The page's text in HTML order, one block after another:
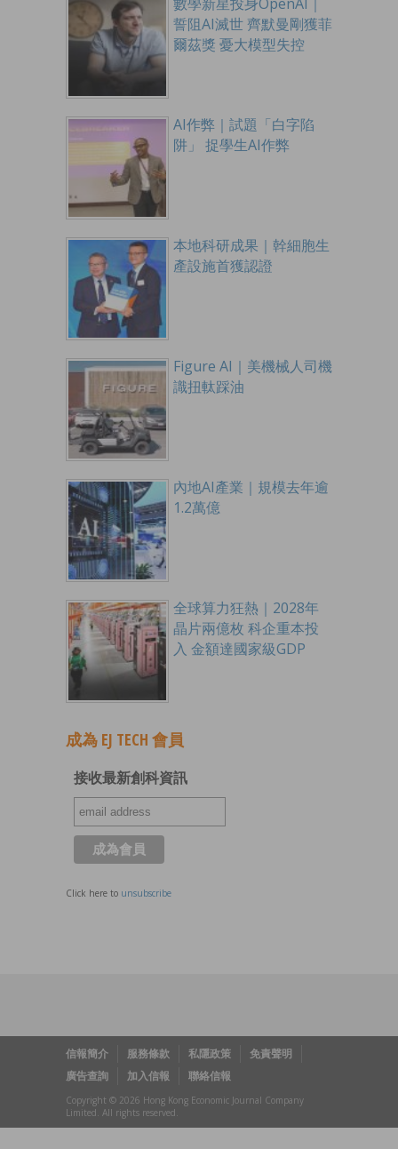
誓阻AI滅世 齊默曼剛獲菲
爾茲獎 憂大模型失控
AI作弊｜試題「白字陷
阱」 捉學生AI作弊
本地科研成果｜幹細胞生
產設施首獲認證
Figure AI｜美機械人司機
識扭軚踩油
內地AI產業｜規模去年逾
1.2萬億
全球算力狂熱｜2028年
晶片兩億枚 科企重本投
入 金額達國家級GDP
成為 EJ TECH 會員
接收最新創科資訊
Click here to unsubscribe
信報簡介 服務條款 私隱政策
免責聲明
廣告查詢
加入信報 聯絡信報
Copyright © 2026 Hong Kong Economic Journal Company
Limited. All rights reserved.